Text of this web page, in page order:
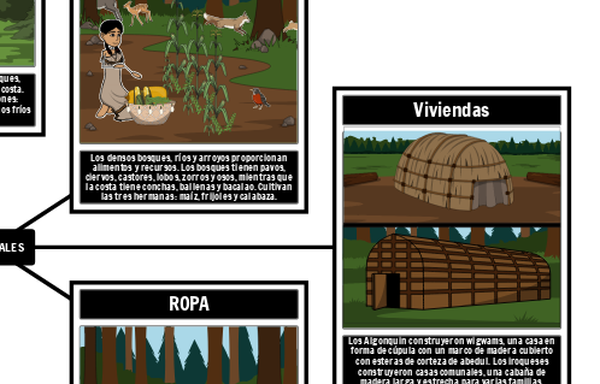
Viviendas
ROPA
fríos
Los densos bosques, ríos y arroyos proporcionan
alimentos y recursos. Los bosques tienen pavos,
ciervos, castores, lobos, zorros y osos, mientras que
la costa tiene conchas, ballenas y bacalao.Cultivan
las tres hermanas: maíz, frijoles y calabaza.
Los Algonquin construyeron wigwams, una casa en
forma de cúpula con un marco de madera cubierto
con esteras de corteza de abedul. Los iroqueses
construyeron casas comunales, una cabaña de